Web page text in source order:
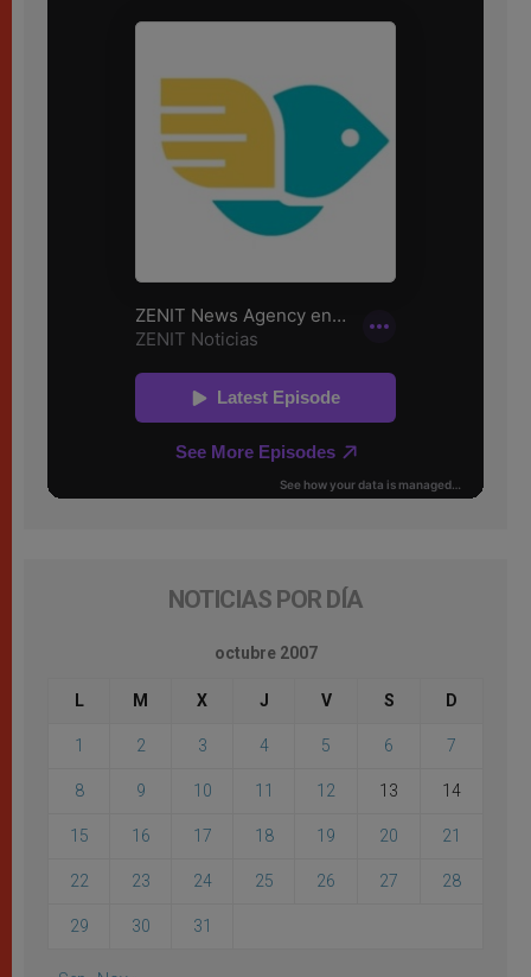
NOTICIAS POR DÍA
octubre 2007
L M X J V S D
1 2 3 4 5 6 7
8 9 10 11 12 13 14
15 16 17 18 19 20 21
22 23 24 25 26 27 28
29 30 31